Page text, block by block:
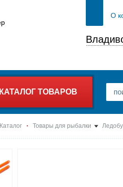
О
КАТАЛОГ ТОВАРОВ
Каталог Товары для рыбалки